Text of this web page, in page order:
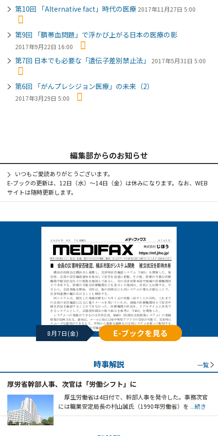
第10回 「Alternative fact」時代の医療 2017年11月27日 5:00
第9回 「臍帯血問題」で浮かび上がる日本の医療の影
2017年9月22日 16:00
第7回 日本でも必要な「遺伝子差別禁止法」 2017年5月31日 5:00
第6回 「がんプレシジョン医療」の未来（2）
2017年3月29日 5:00
編集部からのお知らせ
いつもご愛読ありがとうございます。
E-ブックの更新は、12日（水）～14日（金）は休みになります。なお、WEB
サイトは随時更新します。
8月7日(金) E-ブックを見る
時事解説 一覧
厚労省幹部人事、次官は「労働シフト」に
厚生労働省は4日付で、幹部人事を発令した。事務次官
には職業安定局長の村山誠氏（1990年労働省）を ...続き